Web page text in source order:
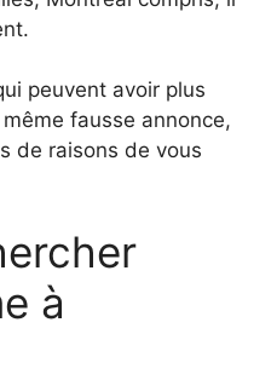
peuvent avoir plus
fausse annonce,
de raisons de vous
à